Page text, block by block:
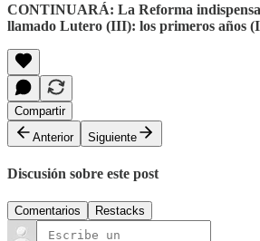
CONTINUARÁ: La Reforma
llamado Lutero (III): los primeros años
Compartir
Anterior
Siguiente
Discusión sobre este post
Comentarios Restacks